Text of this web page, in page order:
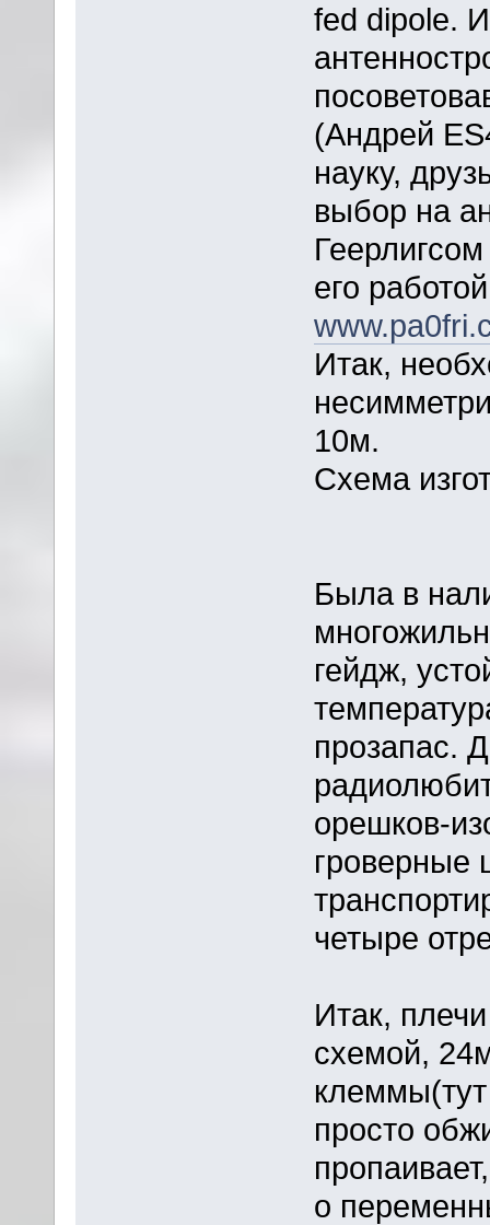
fed dipole.
(Андрей
науку,
выбор на
его
Итак,
10м.
Схема
Была в
гейдж,
прозапас.
орешков-
гроверные
четыре
Итак,
схемой,
клеммы(тут
просто
о